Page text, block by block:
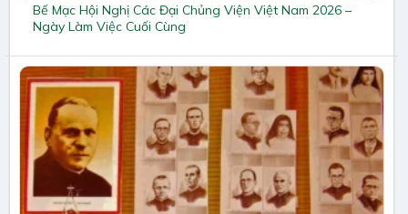
Bế Mạc Hội Nghị Các Đại Chủng Viện Việt Nam 2026 –
Ngày Làm Việc Cuối Cùng